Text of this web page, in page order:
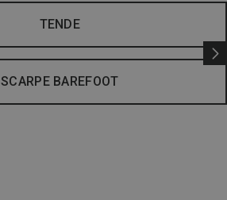
TENDE
SCARPE BAREFOOT